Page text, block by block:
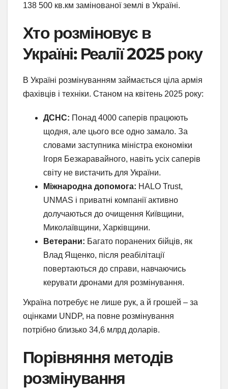
138 500 кв.км замінованої землі в Україні.
Хто розміновує в
Україні: Реалії 2025 року
В Україні розмінуванням займається ціла армія
фахівців і техніки. Станом на квітень 2025 року:
ДСНС: Понад 4000 саперів працюють
щодня, але цього все одно замало. За
словами заступника міністра економіки
Ігоря Безкаравайного, навіть усіх саперів
світу не вистачить для України.
Міжнародна допомога: HALO Trust,
UNMAS і приватні компанії активно
долучаються до очищення Київщини,
Миколаївщини, Харківщини.
Ветерани: Багато поранених бійців, як
Влад Ященко, після реабілітації
повертаються до справи, навчаючись
керувати дронами для розмінування.
Україна потребує не лише рук, а й грошей – за
оцінками UNDP, на повне розмінування
потрібно близько 34,6 млрд доларів.
Порівняння методів
розмінування